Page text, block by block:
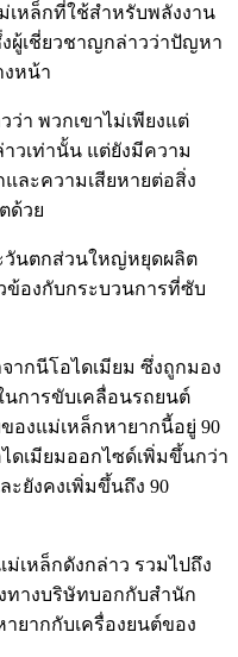
เหล็กที่ใช้สำหรับพลังงาน
ผู้เชี่ยวชาญกล่าวว่าปัญหา
หน้า
า พวกเขาไม่เพียงแต่
วเท่านั้น แต่ยังมีความ
ละความเสียหายต่อสิ่ง
ด้วย
วันตกส่วนใหญ่หยุดผลิต
ข้องกับกระบวนการที่ซับ
กนีโอไดเมียม ซึ่งถูกมอง
การขับเคลื่อนรถยนต์
งแม่เหล็กหายากนี้อยู่ 90
ดเมียมออกไซด์เพิ่มขึ้นกว่า
ะยังคงเพิ่มขึ้นถึง 90
เหล็กดังกล่าว รวมไปถึง
ทางบริษัทบอกกับสำนัก
ยากกับเครื่องยนต์ของ